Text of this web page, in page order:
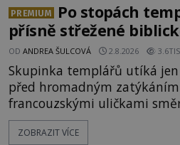
PREMIUM
Po stopách
přísně střežené
OD ANDREA ŠULCOVÁ 2.8.2026 3.6TIS
Skupinka templářů utíká
před hromadným
francouzskými uličkami
přístavu. Jeden z nich má
tajemným obsahem. Kapitán lodi už na ně čeká.
ZOBRAZIT VÍCE